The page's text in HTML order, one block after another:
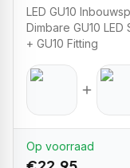
LED GU10
Dimbare GU10
+ GU10 Fitting
Op voorraad